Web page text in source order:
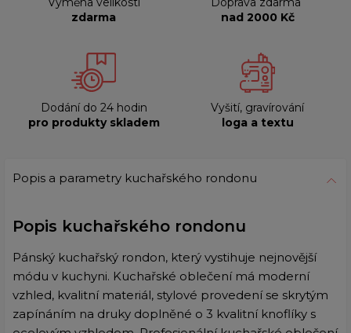
zdarma
nad 2000 Kč
Dodání do 24 hodin
pro produkty skladem
Vyšití, gravírování
loga a textu
Popis a parametry kuchařského rondonu
Popis kuchařského rondonu
Pánský kuchařský rondon, který vystihuje nejnovější
módu v kuchyni. Kuchařské oblečení má moderní
vzhled, kvalitní materiál, stylové provedení se skrytým
zapínáním na druky doplněné o 3 kvalitní knoflíky s